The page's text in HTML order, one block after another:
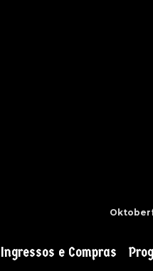
Ingressos e Compras